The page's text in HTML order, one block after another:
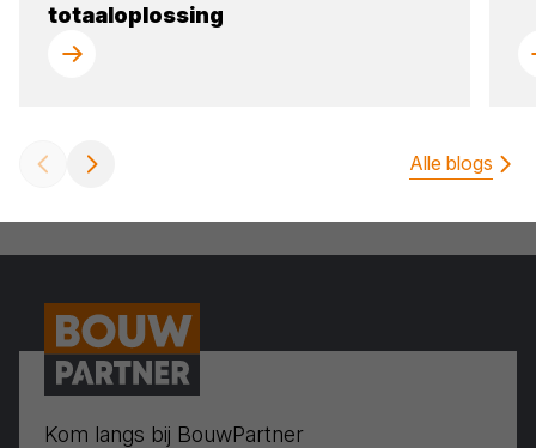
totaaloplossing
Alle blogs
Kom langs bij BouwPartner